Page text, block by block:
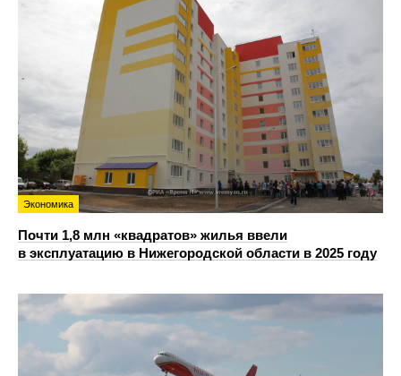
Экономика
Почти 1,8 млн «квадратов» жилья ввели
в эксплуатацию в Нижегородской области в 2025 году